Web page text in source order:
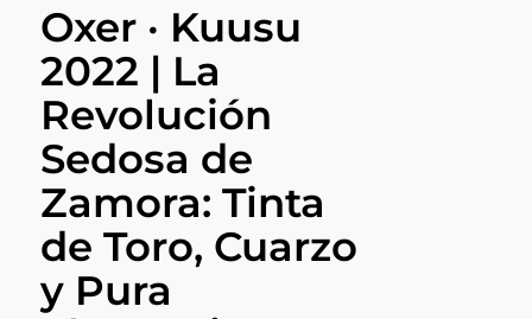
Oxer · Kuusu
2022 | La
Revolución
Sedosa de
Zamora: Tinta
de Toro, Cuarzo
y Pura